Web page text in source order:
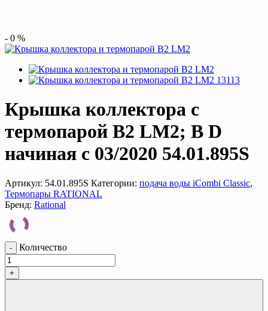
- 0 %
Крышка коллектора c
термопарой B2 LM2; B D
начиная с 03/2020 54.01.895S
Артикул: 54.01.895S Категории: подача воды iCombi Classic,
Термопары RATIONAL
Бренд: Rational
- Количество
+